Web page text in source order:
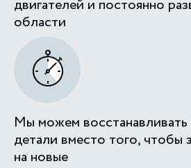
двигателей и постоянно
области
Мы можем
детали вместо того, чтобы
на новые